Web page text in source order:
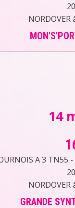
NORDOVER
14
A 3
NORDOVER
GRANDE